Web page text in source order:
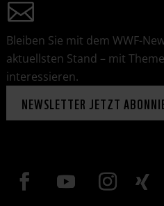
Bleiben Sie mit dem WWF-
aktuellsten Stand – mit
interessieren.
NEWSLETTER JETZT